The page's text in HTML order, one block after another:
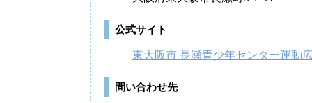
公式サイト
東大阪市 長瀬青少年センター運動
問い合わせ先